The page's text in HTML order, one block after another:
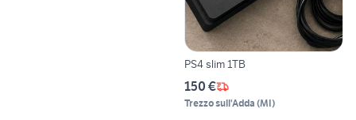
PS4 slim 1TB
150 €
Trezzo sull'Adda (MI)